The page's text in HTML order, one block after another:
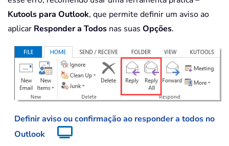
Kutools para Outlook, que permite definir um aviso ao
aplicar Responder a Todos nas suas Opções.
Definir aviso ou confirmação ao responder a todos no
Outlook